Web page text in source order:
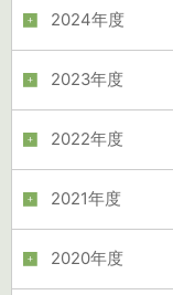
2024年度
2023年度
2022年度
2021年度
2020年度